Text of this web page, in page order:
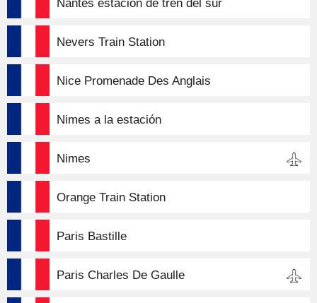
Nantes estación de tren del sur
Nevers Train Station
Nice Promenade Des Anglais
Nimes a la estación
Nimes
Orange Train Station
Paris Bastille
Paris Charles De Gaulle